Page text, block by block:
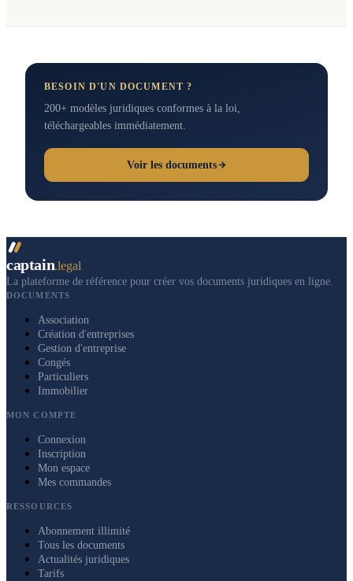
BESOIN D'UN DOCUMENT ?
200+ modèles juridiques conformes à la loi,
téléchargeables immédiatement.
Voir les documents
captain.legal
La plateforme de référence pour créer vos documents juridiques en ligne.
DOCUMENTS
Association
Création d'entreprises
Gestion d'entreprise
Congés
Particuliers
Immobilier
MON COMPTE
Connexion
Inscription
Mon espace
Mes commandes
RESSOURCES
Abonnement illimité
Tous les documents
Actualités juridiques
Tarifs